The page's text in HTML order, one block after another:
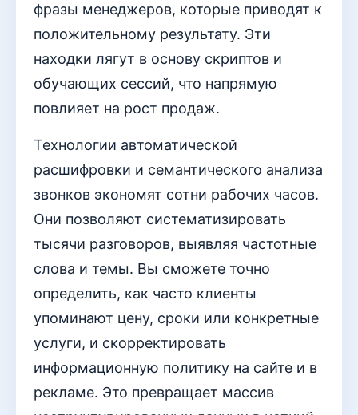
фразы менеджеров, которые приводят к
положительному результату. Эти
находки лягут в основу скриптов и
обучающих сессий, что напрямую
повлияет на рост продаж.
Технологии автоматической
расшифровки и семантического анализа
звонков экономят сотни рабочих часов.
Они позволяют систематизировать
тысячи разговоров, выявляя частотные
слова и темы. Вы сможете точно
определить, как часто клиенты
упоминают цену, сроки или конкретные
услуги, и скорректировать
информационную политику на сайте и в
рекламе. Это превращает массив